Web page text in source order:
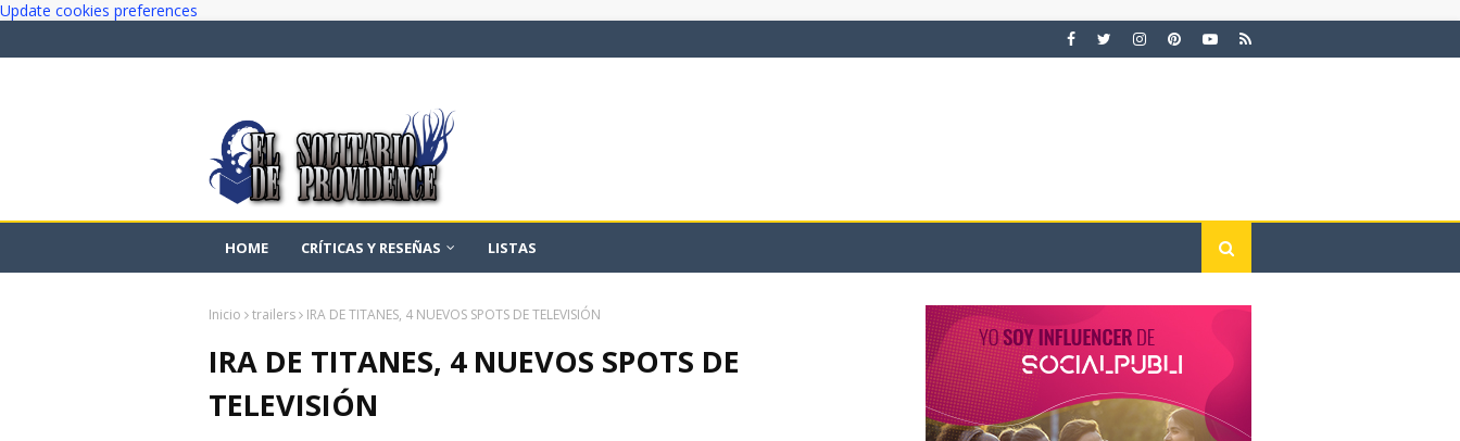
Update cookies preferences
HOME CRÍTICAS Y RESEÑAS LISTAS
Inicio trailers IRA DE TITANES, 4 NUEVOS SPOTS DE TELEVISIÓN
IRA DE TITANES, 4 NUEVOS SPOTS DE
TELEVISIÓN